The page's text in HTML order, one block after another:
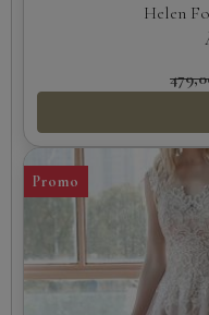
Helen
Promo